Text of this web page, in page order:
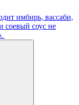
имбирь, вассаби,
соевый соус не